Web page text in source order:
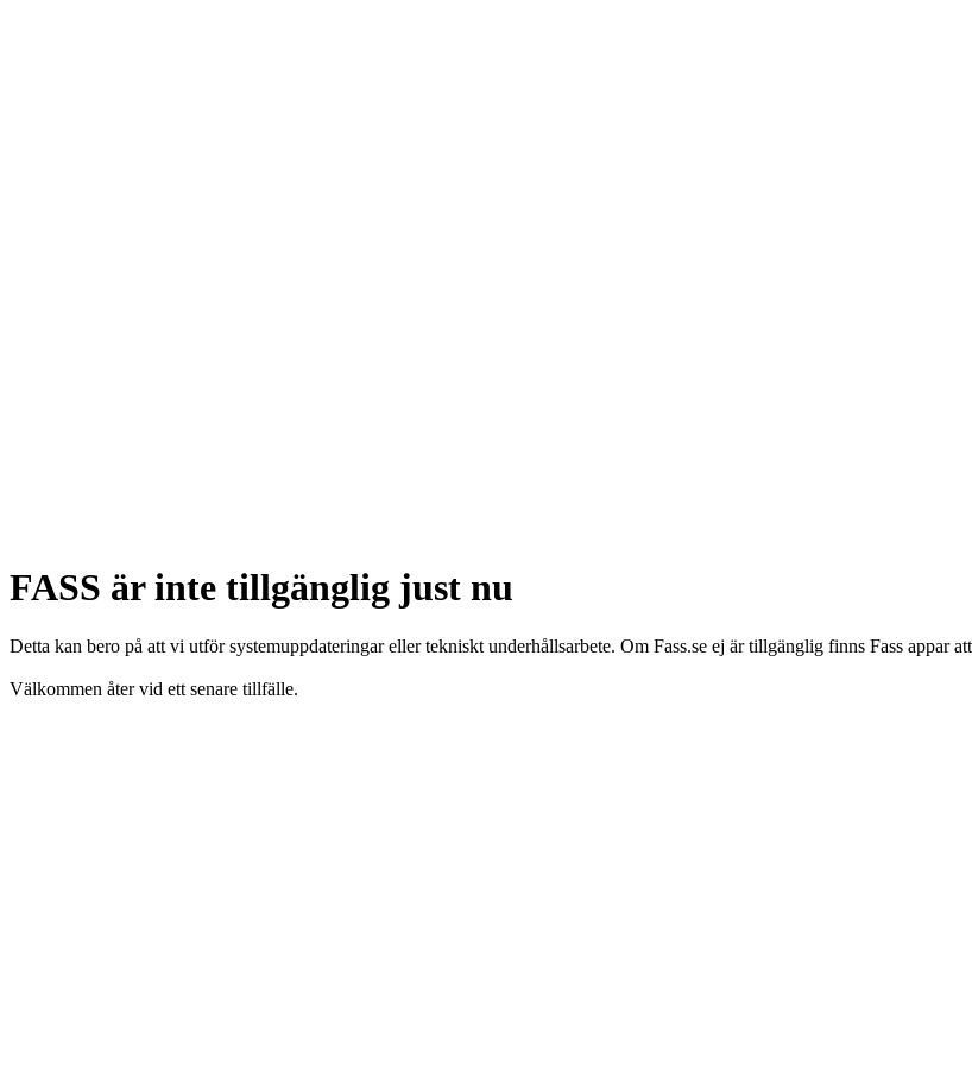
FASS är inte tillgänglig just nu
Detta kan bero på att vi utför systemuppdateringar eller tekniskt underhållsarbete. Om Fass.se ej är tillgänglig finns Fass appar
Välkommen åter vid ett senare tillfälle.